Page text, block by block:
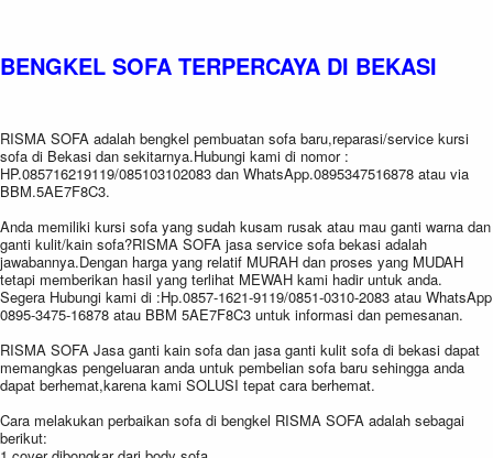
BENGKEL SOFA TERPERCAYA DI BEKASI
RISMA SOFA adalah bengkel pembuatan sofa baru,reparasi/service kursi
sofa di Bekasi dan sekitarnya.Hubungi kami di nomor :
HP.085716219119/085103102083 dan WhatsApp.0895347516878 atau via
BBM.5AE7F8C3.
Anda memiliki kursi sofa yang sudah kusam rusak atau mau ganti warna dan
ganti kulit/kain sofa?RISMA SOFA jasa service sofa bekasi adalah
jawabannya.Dengan harga yang relatif MURAH dan proses yang MUDAH
tetapi memberikan hasil yang terlihat MEWAH kami hadir untuk anda.
Segera Hubungi kami di :Hp.0857-1621-9119/0851-0310-2083 atau WhatsApp
0895-3475-16878 atau BBM 5AE7F8C3 untuk informasi dan pemesanan.
RISMA SOFA Jasa ganti kain sofa dan jasa ganti kulit sofa di bekasi dapat
memangkas pengeluaran anda untuk pembelian sofa baru sehingga anda
dapat berhemat,karena kami SOLUSI tepat cara berhemat.
Cara melakukan perbaikan sofa di bengkel RISMA SOFA adalah sebagai
berikut: